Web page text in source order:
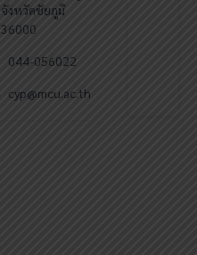
จังหวัดชัยภูมิ
36000
044-056022
cyp@mcu.ac.th